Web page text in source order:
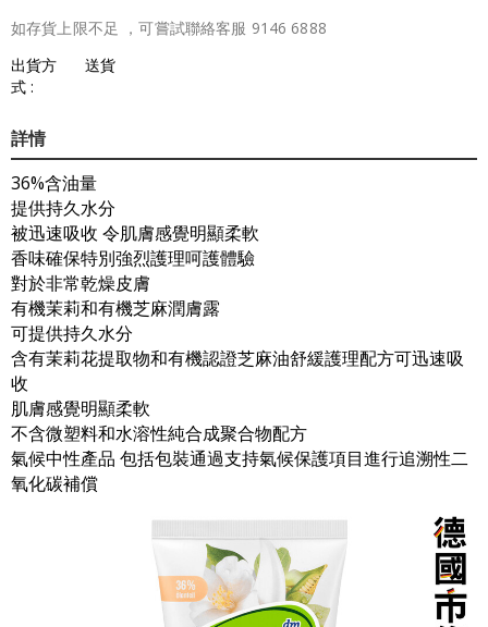
如存貨上限不足 ，可嘗試聯絡客服 9146 6888
出貨方
式 :
送貨
詳情
36%含油量
提供持久水分
被迅速吸收 令肌膚感覺明顯柔軟
香味確保特別強烈護理呵護體驗
對於非常乾燥皮膚
有機茉莉和有機芝麻潤膚露
可提供持久水分
含有茉莉花提取物和有機認證芝麻油舒緩護理配方可迅速吸
收
肌膚感覺明顯柔軟
不含微塑料和水溶性純合成聚合物配方
氣候中性產品 包括包裝通過支持氣候保護項目進行追溯性二
氧化碳補償